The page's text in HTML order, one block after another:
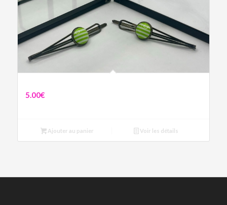
5.00€
Ajouter au panier Voir les détails